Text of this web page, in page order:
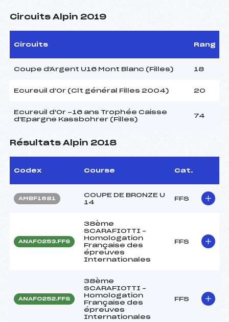
Circuits Alpin 2019
Circuits Rang
Coupe d'Argent U16 Mont Blanc (Filles) 18
Ecureuil d'Or (Clt général Filles 2004) 20
Ecureuil d'Or -16 ans Trophée Caisse
d'Epargne Kassbohrer (Filles)
74
Résultats Alpin 2018
Codex Course Cat.
AMBF1681
COUPE DE BRONZE U
14
FFS
ANAF0253.FFS
38ème
SCARAFIOTTI –
Homologation
Française des
épreuves
Internationales
FFS
ANAF0252.FFS
38ème
SCARAFIOTTI –
Homologation
Française des
épreuves
Internationales
FFS